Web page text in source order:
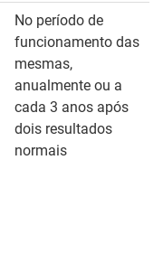
No período de
funcionamento das
mesmas,
anualmente ou a
cada 3 anos após
dois resultados
normais